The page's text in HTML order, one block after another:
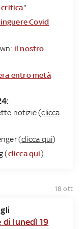
"
Covid
il nostro
entro metà
notizie (clicca
(clicca qui)
(clicca qui)
18 ott
di lunedì 19